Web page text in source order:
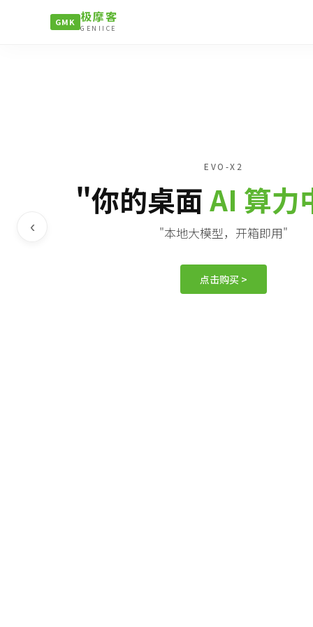
GMK 极摩客
GENIICE
EVO-X2
"你的桌面AI 算力
"本地大模型，开箱即用"
点击购买 >
‹